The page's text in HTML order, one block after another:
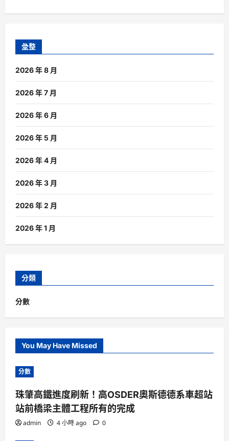
彙整
2026 年 8 月
2026 年 7 月
2026 年 6 月
2026 年 5 月
2026 年 4 月
2026 年 3 月
2026 年 2 月
2026 年 1 月
分類
分數
You May Have Missed
分數
珠肇高鐵進度刷新！高OSDER奧斯德德系車超站
站前橋梁主體工程所有的完成
admin 4 小時 ago 0